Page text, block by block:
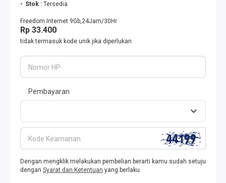
Stok : Tersedia
Freedom Internet 9Gb,24Jam/30Hr
Rp 33.400
tidak termasuk kode unik jika diperlukan
Nomor HP
Pembayaran
Kode Keamanan
Dengan mengklik melakukan pembelian berarti kamu sudah setuju
dengan Syarat dan Ketentuan yang berlaku.